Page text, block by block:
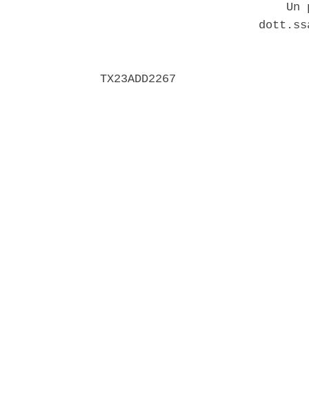
Un